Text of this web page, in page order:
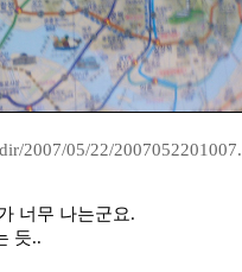
2007/05/22/2007052201007.
너무 나는군요.
듯..